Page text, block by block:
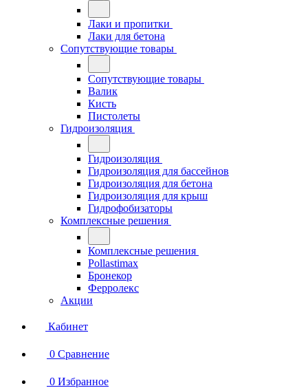
Лаки и пропитки
Лаки для бетона
Сопутствующие товары
Сопутствующие товары
Валик
Кисть
Пистолеты
Гидроизоляция
Гидроизоляция
Гидроизоляция для бассейнов
Гидроизоляция для бетона
Гидроизоляция для крыш
Гидрофобизаторы
Комплексные решения
Комплексные решения
Pollastimax
Бронекор
Ферролекс
Акции
Кабинет
0 Сравнение
0 Избранное